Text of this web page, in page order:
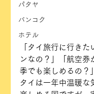
パタヤ
バンコク
ホテル
「タイ旅行に行き
ンなの？」「航空券
季でも楽しめるの？」
タイは一年中温暖な